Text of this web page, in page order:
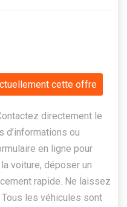
cette offre
directement le
d’informations ou
en ligne pour
voiture, déposer un
rapide. Ne laissez
les véhicules sont